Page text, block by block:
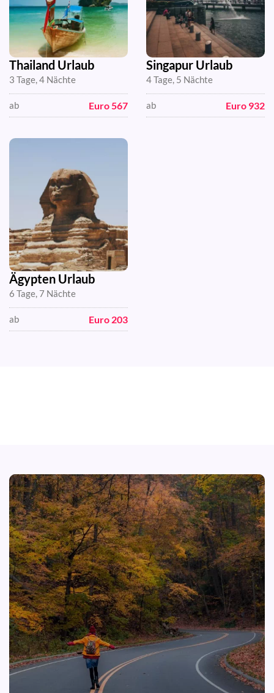
Thailand Urlaub
3 Tage, 4 Nächte
ab Euro 567
Singapur Urlaub
4 Tage, 5 Nächte
ab Euro 932
Ägypten Urlaub
6 Tage, 7 Nächte
ab Euro 203